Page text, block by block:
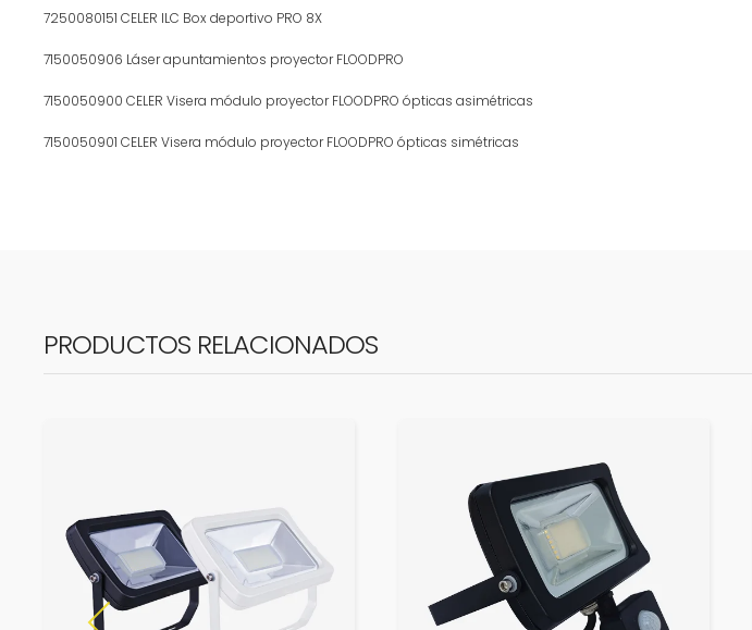
7250080151 CELER ILC Box deportivo PRO 8X
7150050906 Láser apuntamientos proyector FLOODPRO
7150050900 CELER Visera módulo proyector FLOODPRO ópticas asimétricas
7150050901 CELER Visera módulo proyector FLOODPRO ópticas simétricas
PRODUCTOS RELACIONADOS